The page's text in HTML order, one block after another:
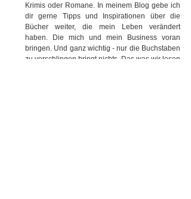
Krimis oder Romane. In meinem Blog gebe ich
dir gerne Tipps und Inspirationen über die
Bücher weiter, die mein Leben verändert
haben. Die mich und mein Business voran
bringen. Und ganz wichtig - nur die Buchstaben
zu verschlingen bringt nichts. Das was wir lesen